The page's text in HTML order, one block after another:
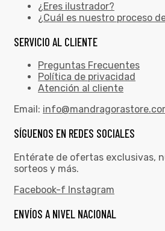
¿Eres ilustrador?
¿Cuál es nuestro proceso
SERVICIO AL CLIENTE
Preguntas Frecuentes
Política de privacidad
Atención al cliente
Email:
SÍGUENOS EN REDES SOCIALES
Entérate de ofertas exclusivas,
sorteos y más.
Facebook-f Instagram
ENVÍOS A NIVEL NACIONAL